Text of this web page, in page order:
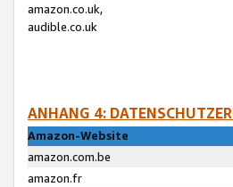
amazon.co.uk,
audible.co.uk
ANHANG 4:
Amazon-Website
amazon.com.be
amazon.fr